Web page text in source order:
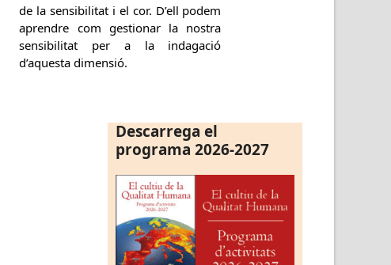
de la sensibilitat i el cor. D’ell podem
aprendre com gestionar la nostra
sensibilitat per a la indagació
d’aquesta dimensió.
Descarrega el
programa 2026-2027